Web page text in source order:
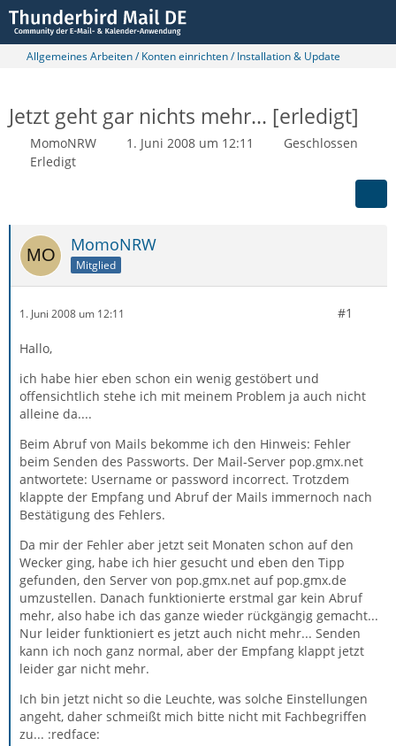
Allgemeines Arbeiten / Konten einrichten / Installation & Update
Jetzt geht gar nichts mehr... [erledigt]
MomoNRW 1. Juni 2008 um 12:11
Geschlossen
Erledigt
MomoNRW
Mitglied
1. Juni 2008 um 12:11 #1
Hallo,
ich habe hier eben schon ein wenig gestöbert und
offensichtlich stehe ich mit meinem Problem ja auch nicht
alleine da....
Beim Abruf von Mails bekomme ich den Hinweis: Fehler
beim Senden des Passworts. Der Mail-Server pop.gmx.net
antwortete: Username or password incorrect. Trotzdem
klappte der Empfang und Abruf der Mails immernoch nach
Bestätigung des Fehlers.
Da mir der Fehler aber jetzt seit Monaten schon auf den
Wecker ging, habe ich hier gesucht und eben den Tipp
gefunden, den Server von pop.gmx.net auf pop.gmx.de
umzustellen. Danach funktionierte erstmal gar kein Abruf
mehr, also habe ich das ganze wieder rückgängig gemacht...
Nur leider funktioniert es jetzt auch nicht mehr... Senden
kann ich noch ganz normal, aber der Empfang klappt jetzt
leider gar nicht mehr.
Ich bin jetzt nicht so die Leuchte, was solche Einstellungen
angeht, daher schmeißt mich bitte nicht mit Fachbegriffen
zu... :redface: